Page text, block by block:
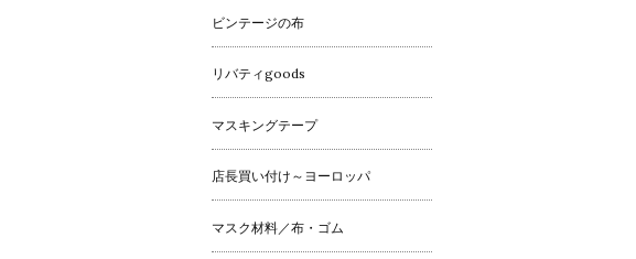
ビンテージの布
リバティgoods
マスキングテープ
店長買い付け～ヨーロッパ
マスク材料／布・ゴム